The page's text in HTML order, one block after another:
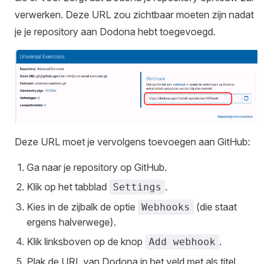
verwerken. Deze URL zou zichtbaar moeten zijn nadat
je je repository aan Dodona hebt toegevoegd.
Deze URL moet je vervolgens toevoegen aan GitHub:
Ga naar je repository op GitHub.
Klik op het tabblad
Settings .
Kies in de zijbalk de optie Webhooks
(die staat
ergens halverwege).
Klik linksboven op de knop Add webhook .
Plak de URL van Dodona in het veld met als titel